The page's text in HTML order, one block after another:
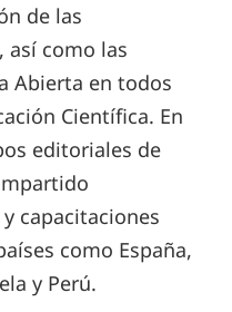
de las
así como las
Abierta en todos
Científica. En
editoriales de
capacitaciones
como España,
y Perú.